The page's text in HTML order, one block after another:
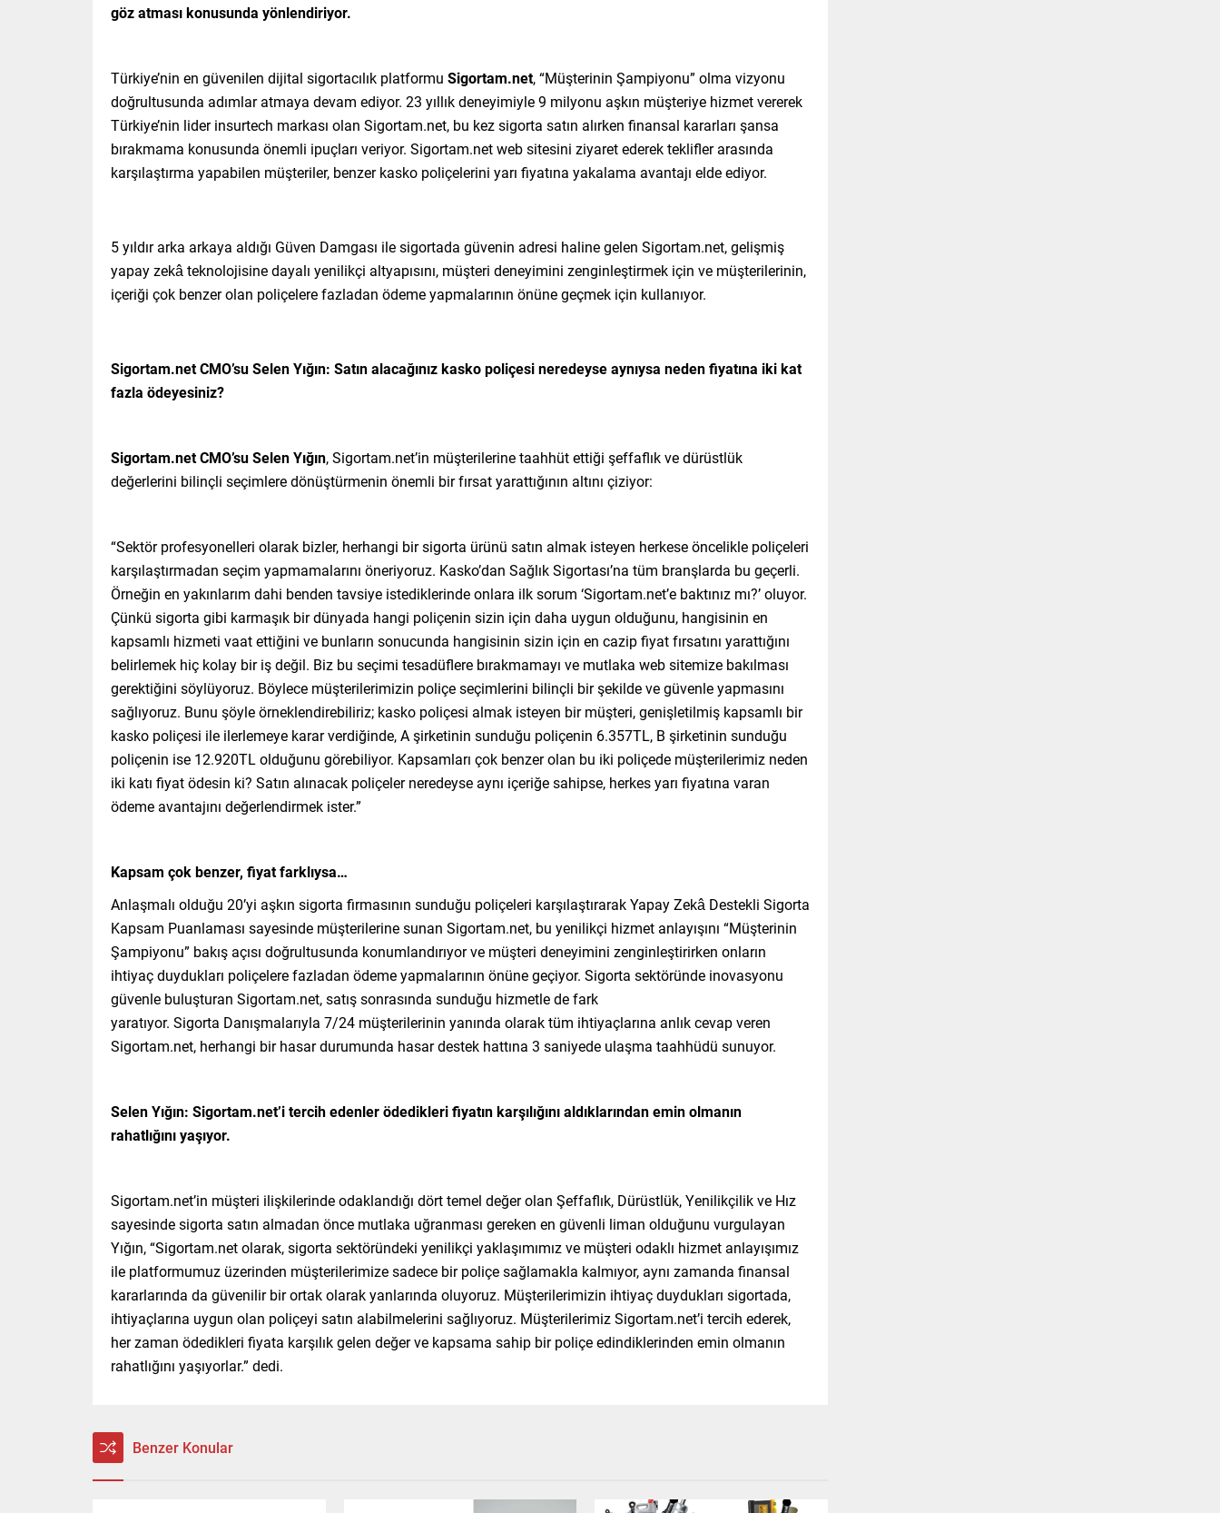
göz atması konusunda yönlendiriyor.
Türkiye’nin en güvenilen dijital sigortacılık platformu Sigortam.net, “Müşterinin Şampiyonu” olma vizyonu
doğrultusunda adımlar atmaya devam ediyor. 23 yıllık deneyimiyle 9 milyonu aşkın müşteriye hizmet vererek
Türkiye’nin lider insurtech markası olan Sigortam.net, bu kez sigorta satın alırken finansal kararları şansa
bırakmama konusunda önemli ipuçları veriyor. Sigortam.net web sitesini ziyaret ederek teklifler arasında
karşılaştırma yapabilen müşteriler, benzer kasko poliçelerini yarı fiyatına yakalama avantajı elde ediyor.
5 yıldır arka arkaya aldığı Güven Damgası ile sigortada güvenin adresi haline gelen Sigortam.net, gelişmiş
yapay zekâ teknolojisine dayalı yenilikçi altyapısını, müşteri deneyimini zenginleştirmek için ve müşterilerinin,
içeriği çok benzer olan poliçelere fazladan ödeme yapmalarının önüne geçmek için kullanıyor.
Sigortam.net CMO’su Selen Yığın: Satın alacağınız kasko poliçesi neredeyse aynıysa neden fiyatına iki kat
fazla ödeyesiniz?
Sigortam.net CMO’su Selen Yığın, Sigortam.net’in müşterilerine taahhüt ettiği şeffaflık ve dürüstlük
değerlerini bilinçli seçimlere dönüştürmenin önemli bir fırsat yarattığının altını çiziyor:
“Sektör profesyonelleri olarak bizler, herhangi bir sigorta ürünü satın almak isteyen herkese öncelikle poliçeleri
karşılaştırmadan seçim yapmamalarını öneriyoruz. Kasko’dan Sağlık Sigortası’na tüm branşlarda bu geçerli.
Örneğin en yakınlarım dahi benden tavsiye istediklerinde onlara ilk sorum ‘Sigortam.net’e baktınız mı?’ oluyor.
Çünkü sigorta gibi karmaşık bir dünyada hangi poliçenin sizin için daha uygun olduğunu, hangisinin en
kapsamlı hizmeti vaat ettiğini ve bunların sonucunda hangisinin sizin için en cazip fiyat fırsatını yarattığını
belirlemek hiç kolay bir iş değil. Biz bu seçimi tesadüflere bırakmamayı ve mutlaka web sitemize bakılması
gerektiğini söylüyoruz. Böylece müşterilerimizin poliçe seçimlerini bilinçli bir şekilde ve güvenle yapmasını
sağlıyoruz. Bunu şöyle örneklendirebiliriz; kasko poliçesi almak isteyen bir müşteri, genişletilmiş kapsamlı bir
kasko poliçesi ile ilerlemeye karar verdiğinde, A şirketinin sunduğu poliçenin 6.357TL, B şirketinin sunduğu
poliçenin ise 12.920TL olduğunu görebiliyor. Kapsamları çok benzer olan bu iki poliçede müşterilerimiz neden
iki katı fiyat ödesin ki? Satın alınacak poliçeler neredeyse aynı içeriğe sahipse, herkes yarı fiyatına varan
ödeme avantajını değerlendirmek ister.”
Kapsam çok benzer, fiyat farklıysa…
Anlaşmalı olduğu 20’yi aşkın sigorta firmasının sunduğu poliçeleri karşılaştırarak Yapay Zekâ Destekli Sigorta
Kapsam Puanlaması sayesinde müşterilerine sunan Sigortam.net, bu yenilikçi hizmet anlayışını “Müşterinin
Şampiyonu” bakış açısı doğrultusunda konumlandırıyor ve müşteri deneyimini zenginleştirirken onların
ihtiyaç duydukları poliçelere fazladan ödeme yapmalarının önüne geçiyor. Sigorta sektöründe inovasyonu
güvenle buluşturan Sigortam.net, satış sonrasında sunduğu hizmetle de fark
yaratıyor. Sigorta Danışmalarıyla 7/24 müşterilerinin yanında olarak tüm ihtiyaçlarına anlık cevap veren
Sigortam.net, herhangi bir hasar durumunda hasar destek hattına 3 saniyede ulaşma taahhüdü sunuyor.
Selen Yığın: Sigortam.net’i tercih edenler ödedikleri fiyatın karşılığını aldıklarından emin olmanın
rahatlığını yaşıyor.
Sigortam.net’in müşteri ilişkilerinde odaklandığı dört temel değer olan Şeffaflık, Dürüstlük, Yenilikçilik ve Hız
sayesinde sigorta satın almadan önce mutlaka uğranması gereken en güvenli liman olduğunu vurgulayan
Yığın, “Sigortam.net olarak, sigorta sektöründeki yenilikçi yaklaşımımız ve müşteri odaklı hizmet anlayışımız
ile platformumuz üzerinden müşterilerimize sadece bir poliçe sağlamakla kalmıyor, aynı zamanda finansal
kararlarında da güvenilir bir ortak olarak yanlarında oluyoruz. Müşterilerimizin ihtiyaç duydukları sigortada,
ihtiyaçlarına uygun olan poliçeyi satın alabilmelerini sağlıyoruz. Müşterilerimiz Sigortam.net’i tercih ederek,
her zaman ödedikleri fiyata karşılık gelen değer ve kapsama sahip bir poliçe edindiklerinden emin olmanın
rahatlığını yaşıyorlar.” dedi.
Benzer Konular